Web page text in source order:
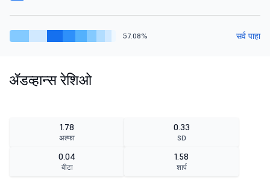
57.08% सर्व पाहा
ॲडव्हान्स रेशिओ
1.78
अल्फा
0.33
SD
0.04
बीटा
1.58
शार्प